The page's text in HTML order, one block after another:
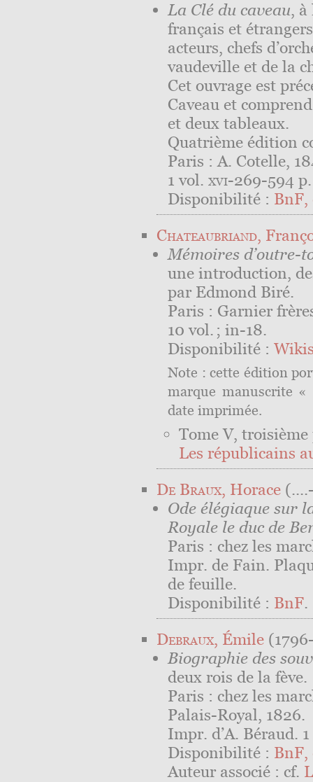
La Clé du caveau, à
français et
acteurs, chefs
vaudeville et de la
Cet ouvrage est
Caveau et
et deux tableaux.
Quatrième édition
Paris : A. Cotelle,
1 vol. xvi-269-594
Disponibilité : BnF,
Chateaubriand,
Mémoires d’outre-
une introduction,
par Edmond Biré.
Paris : Garnier
10 vol. ; in-18.
Disponibilité :
Note : cette édition
marque manuscrite
date imprimée.
Tome V,
Les républicains
De Braux, Horace
Ode élégiaque sur
Royale le duc de
Paris : chez les
Impr. de Fain.
de feuille.
Disponibilité : BnF.
Debraux, Émile
Biographie des
deux rois de la fève.
Paris : chez les
Palais-Royal, 1826.
Impr. d’A. Béraud.
Disponibilité : BnF,
Auteur associé : cf.